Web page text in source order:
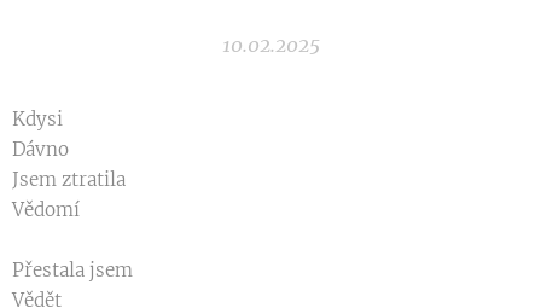
10.02.2025
Kdysi
Dávno
Jsem ztratila
Vědomí
Přestala jsem
Vědět